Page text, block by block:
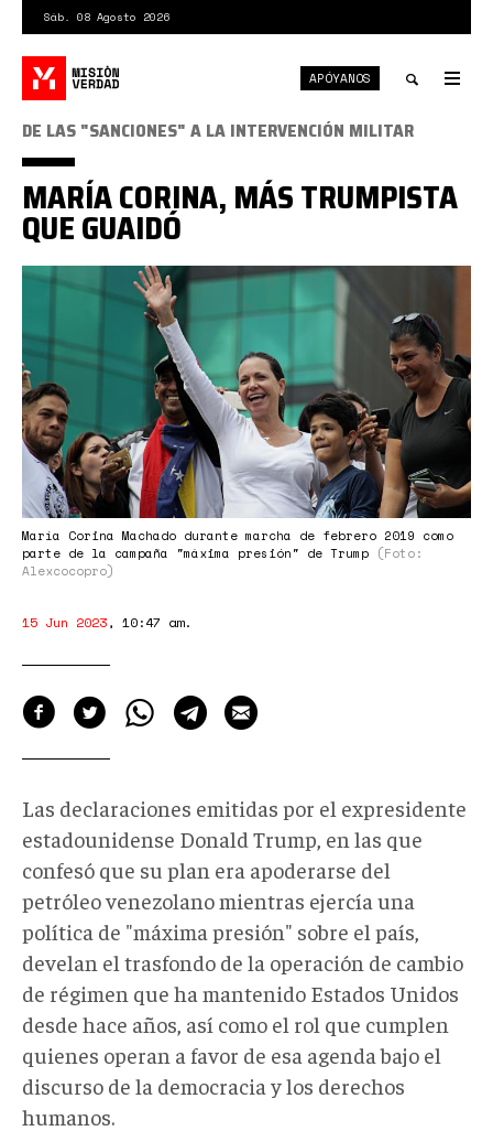
contenido
principal
Sáb. 08 Agosto 2026
Toggle
APÓYANOS
febrero_2019_maría_corina_machado.jpg
María Corina Machado durante marcha de febrero 2019 como
parte de la campaña "máxima presión" de Trump (Foto:
Alexcocopro)
DE LAS "SANCIONES" A LA INTERVENCIÓN MILITAR
MARÍA CORINA, MÁS TRUMPISTA
QUE GUAIDÓ
15 Jun 2023, 10:47 am.
Las declaraciones emitidas por el expresidente
estadounidense Donald Trump, en las que
confesó que su plan era apoderarse del
petróleo venezolano mientras ejercía una
política de "máxima presión" sobre el país,
develan el trasfondo de la operación de cambio
de régimen que ha mantenido Estados Unidos
desde hace años, así como el rol que cumplen
quienes operan a favor de esa agenda bajo el
discurso de la democracia y los derechos
humanos.